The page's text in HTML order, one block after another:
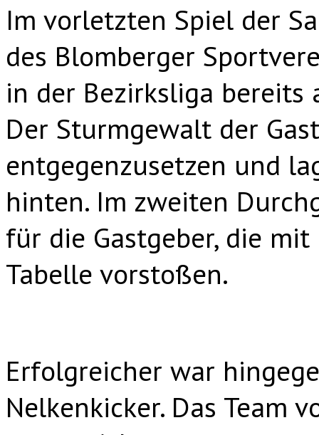
Im vorletzten Spiel der
des Blomberger
in der Bezirksliga bereits
Der Sturmgewalt der
entgegenzusetzen und
hinten. Im zweiten
für die Gastgeber, die
Tabelle vorstoßen.
Erfolgreicher war
Nelkenkicker. Das Team